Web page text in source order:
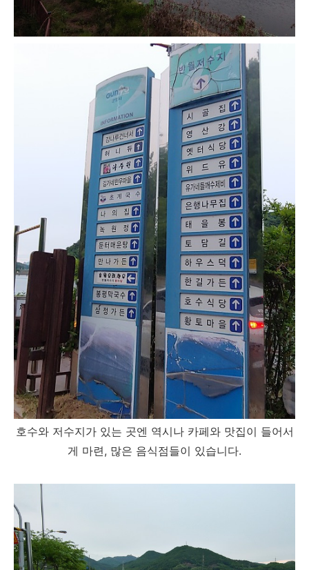
호수와 저수지가 있는 곳엔 역시나 카페와 맛집이 들어서
게 마련, 많은 음식점들이 있습니다.